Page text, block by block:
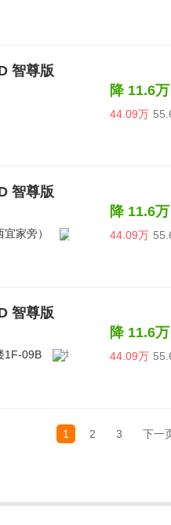
智尊版
降 11.6万
44.09万
智尊版
家旁）
降 11.6万
44.09万
智尊版
1F-09B
降 11.6万
44.09万
1 2 3 下一